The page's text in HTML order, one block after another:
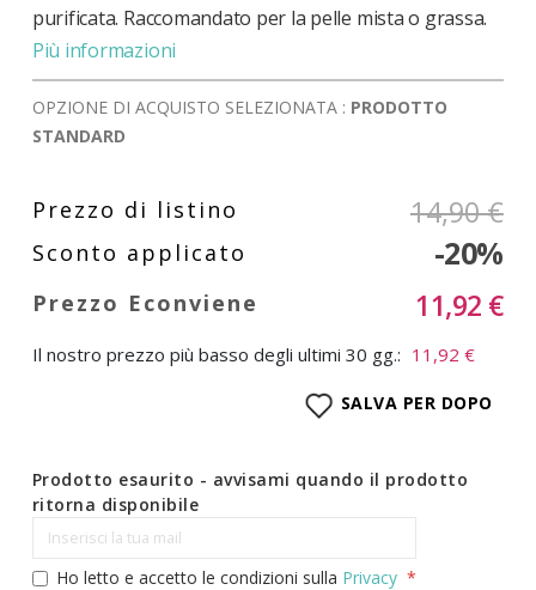
purificata. Raccomandato per la pelle mista o grassa.
Più informazioni
OPZIONE DI ACQUISTO SELEZIONATA : PRODOTTO
STANDARD
14,90 €
-20%
11,92 €
Il nostro prezzo più basso degli ultimi 30 gg.: 11,92 €
SALVA PER DOPO
Prodotto esaurito - avvisami quando il prodotto
ritorna disponibile
Ho letto e accetto le condizioni sulla Privacy